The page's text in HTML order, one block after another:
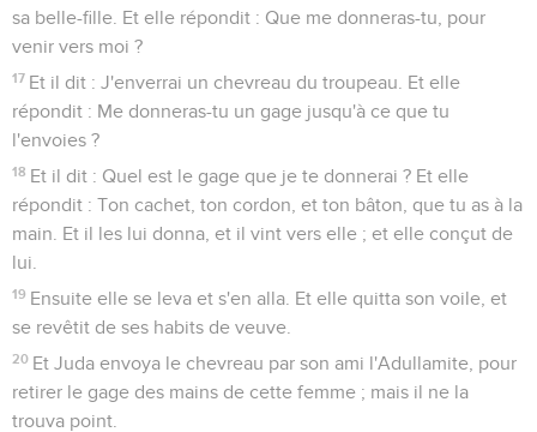
sa belle-fille. Et elle répondit : Que me donneras-tu, pour
venir vers moi ?
17 Et il dit : J'enverrai un chevreau du troupeau. Et elle
répondit : Me donneras-tu un gage jusqu'à ce que tu
l'envoies ?
18 Et il dit : Quel est le gage que je te donnerai ? Et elle
répondit : Ton cachet, ton cordon, et ton bâton, que tu as à la
main. Et il les lui donna, et il vint vers elle ; et elle conçut de
lui.
19 Ensuite elle se leva et s'en alla. Et elle quitta son voile, et
se revêtit de ses habits de veuve.
20 Et Juda envoya le chevreau par son ami l'Adullamite, pour
retirer le gage des mains de cette femme ; mais il ne la
trouva point.